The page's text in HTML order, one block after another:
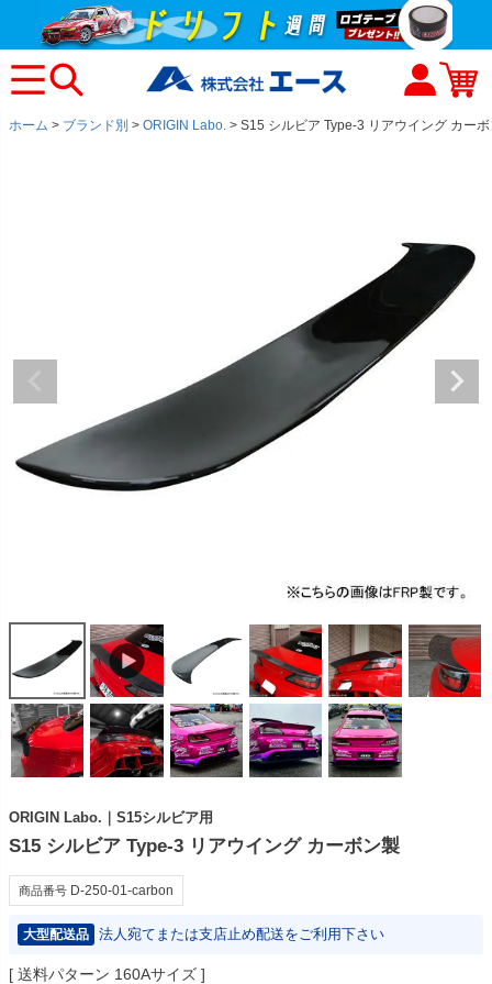
ホーム ブランド別 ORIGIN Labo. S15 シルビア Type-3 リアウイング カー
ORIGIN Labo.｜S15シルビア用
S15 シルビア Type-3 リアウイング カーボン製
商品番号 D-250-01-carbon
大型配送品 法人宛てまたは支店止め配送をご利用下さい
送料パターン 160Aサイズ